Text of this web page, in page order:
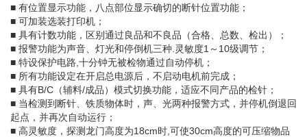
■ 有位置显示功能，八点部位显示确切的断针位置功能；
■ 可加装选装打印机；
■ 具有计数功能，区别通过良品和不良品（合格、总数、检出）；
■ 报警功能为声音、灯光和停倒机三种.灵敏度1～10级调节；
■ 特设保护电路,十分钟无被检物通过自动停机；
■ 所有功能设定在开启总电源后，不启动电机前完成；
■ 具有B/C（辅料/成品）模式切换功能，适应不同产品的检针；
■ 当检测到断针、铁质物体时，声、光两种报警方式，并停机倒退回
起点，并再次自动运行；
■ 高灵敏度，探测龙门高度为18cm时,可使30cm高度的可压缩物品